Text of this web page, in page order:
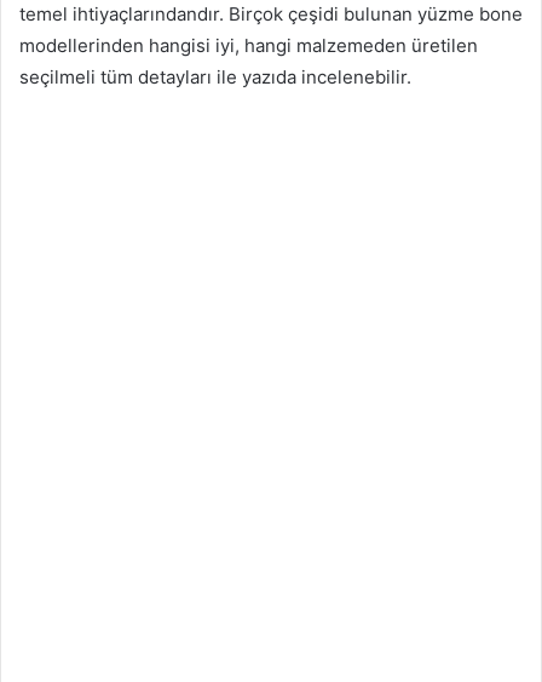
temel ihtiyaçlarındandır. Birçok çeşidi bulunan yüzme bone
modellerinden hangisi iyi, hangi malzemeden üretilen
seçilmeli tüm detayları ile yazıda incelenebilir.